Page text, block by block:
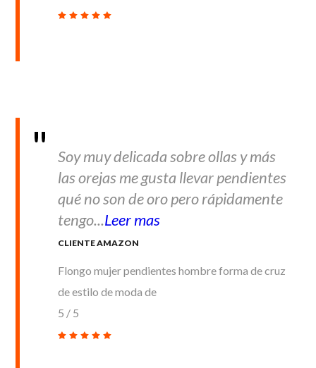
Soy muy delicada sobre ollas y más
las orejas me gusta llevar pendientes
qué no son de oro pero rápidamente
tengo...Leer mas
CLIENTE AMAZON
Flongo mujer pendientes hombre forma de cruz
de estilo de moda de
5 / 5